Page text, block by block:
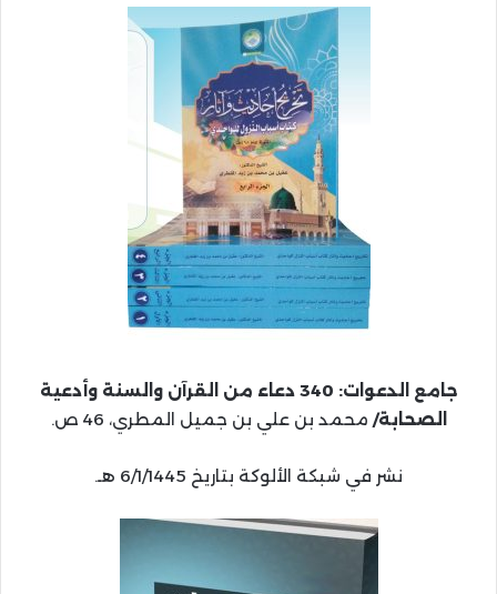
جامع الدعوات: 340 دعاء من القرآن والسنة وأدعية
الصحابة/ محمد بن علي بن جميل المطري، 46 ص.
نشر في شبكة الألوكة بتاريخ 6/1/1445 هـ.